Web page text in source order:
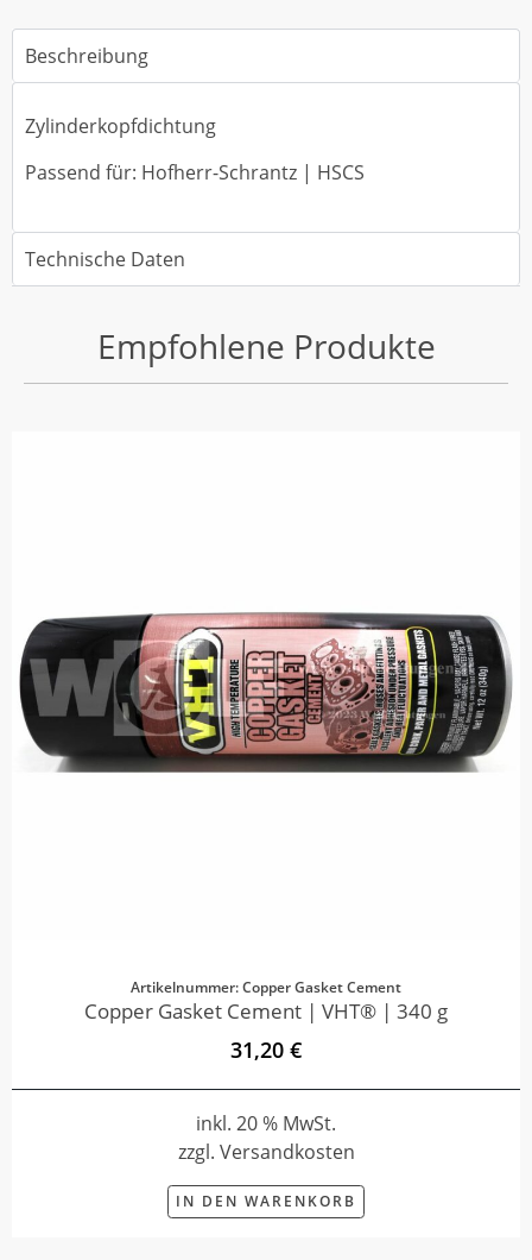
Beschreibung
Zylinderkopfdichtung
Passend für: Hofherr-Schrantz | HSCS
Technische Daten
Empfohlene Produkte
Artikelnummer: Copper Gasket Cement
Copper Gasket Cement | VHT® | 340 g
31,20 €
inkl. 20 % MwSt.
zzgl. Versandkosten
IN DEN WARENKORB